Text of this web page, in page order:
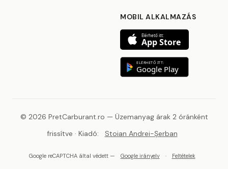
MOBIL ALKALMAZÁS
Elérhető itt:
App Store
ELÉRHETŐ ITT:
Google Play
© 2026 PretCarburant.ro — Üzemanyag árak 2 óránként
frissítve · Kiadó:
Stoian Andrei-Șerban
Google reCAPTCHA által védett — Google irányelv · Feltételek